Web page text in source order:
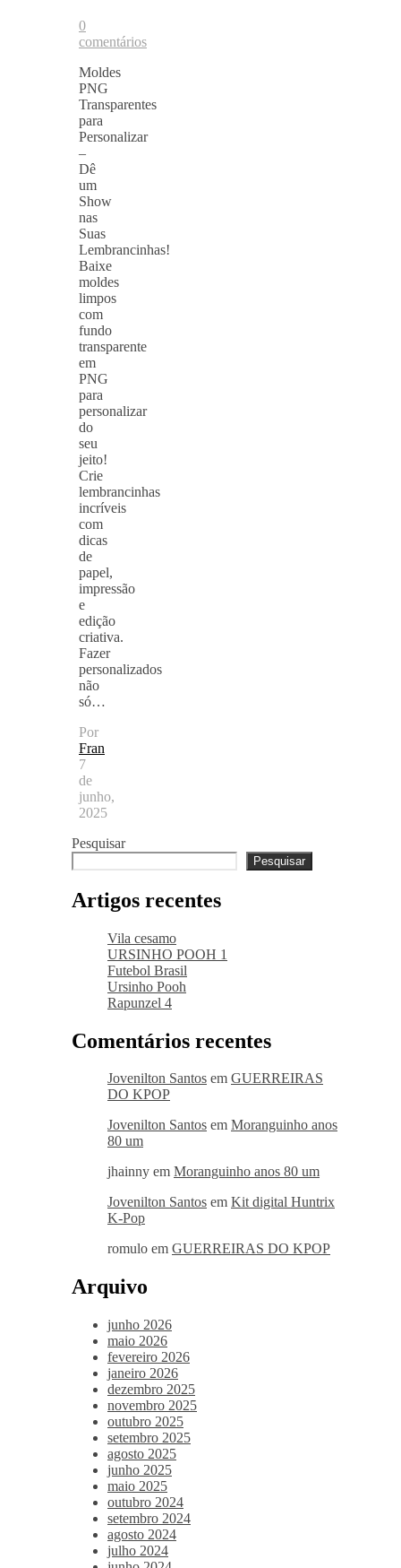
0
comentários
Moldes
PNG
Transparentes
para
Personalizar
–
Dê
um
Show
nas
Suas
Lembrancinhas!
Baixe
moldes
limpos
com
fundo
transparente
em
PNG
para
personalizar
do
seu
jeito!
Crie
lembrancinhas
incríveis
com
dicas
de
papel,
impressão
e
edição
criativa.
Fazer
personalizados
não
só…
Por
Fran
7
de
junho,
2025
Pesquisar
Pesquisar
Artigos recentes
Vila cesamo
URSINHO POOH 1
Futebol Brasil
Ursinho Pooh
Rapunzel 4
Comentários recentes
Jovenilton Santos em GUERREIRAS
DO KPOP
Jovenilton Santos em Moranguinho anos
80 um
jhainny em Moranguinho anos 80 um
Jovenilton Santos em Kit digital Huntrix
K-Pop
romulo em GUERREIRAS DO KPOP
Arquivo
junho 2026
maio 2026
fevereiro 2026
janeiro 2026
dezembro 2025
novembro 2025
outubro 2025
setembro 2025
agosto 2025
junho 2025
maio 2025
outubro 2024
setembro 2024
agosto 2024
julho 2024